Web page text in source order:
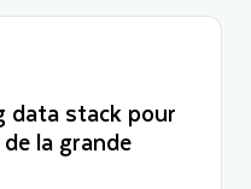
data stack pour
la grande